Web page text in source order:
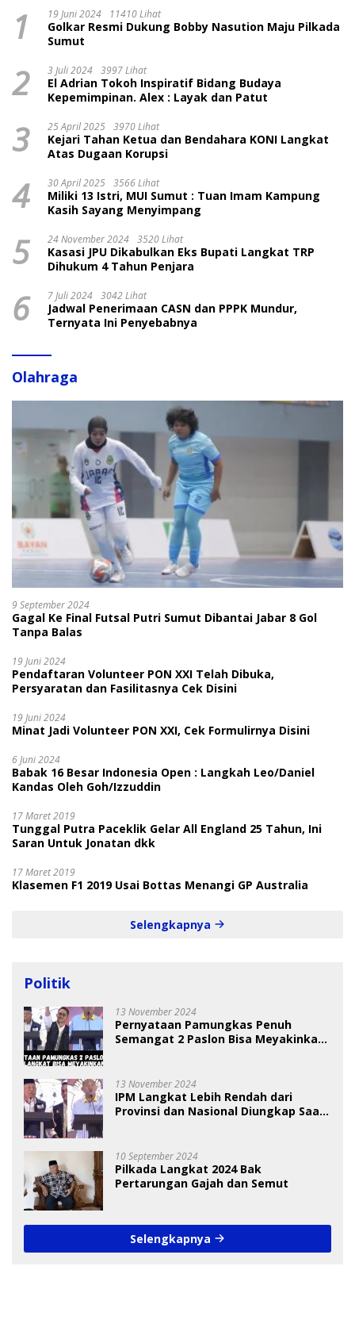
1 19 Juni 2024 11410 Lihat
Golkar Resmi Dukung Bobby Nasution Maju Pilkada
Sumut
2 3 Juli 2024 3997 Lihat
El Adrian Tokoh Inspiratif Bidang Budaya
Kepemimpinan. Alex : Layak dan Patut
3 25 April 2025 3970 Lihat
Kejari Tahan Ketua dan Bendahara KONI Langkat
Atas Dugaan Korupsi
4 30 April 2025 3566 Lihat
Miliki 13 Istri, MUI Sumut : Tuan Imam Kampung
Kasih Sayang Menyimpang
5 24 November 2024 3520 Lihat
Kasasi JPU Dikabulkan Eks Bupati Langkat TRP
Dihukum 4 Tahun Penjara
6 7 Juli 2024 3042 Lihat
Jadwal Penerimaan CASN dan PPPK Mundur,
Ternyata Ini Penyebabnya
Olahraga
9 September 2024
Gagal Ke Final Futsal Putri Sumut Dibantai Jabar 8 Gol
Tanpa Balas
19 Juni 2024
Pendaftaran Volunteer PON XXI Telah Dibuka,
Persyaratan dan Fasilitasnya Cek Disini
19 Juni 2024
Minat Jadi Volunteer PON XXI, Cek Formulirnya Disini
6 Juni 2024
Babak 16 Besar Indonesia Open : Langkah Leo/Daniel
Kandas Oleh Goh/Izzuddin
17 Maret 2019
Tunggal Putra Paceklik Gelar All England 25 Tahun, Ini
Saran Untuk Jonatan dkk
17 Maret 2019
Klasemen F1 2019 Usai Bottas Menangi GP Australia
Selengkapnya
Politik
13 November 2024
Pernyataan Pamungkas Penuh
Semangat 2 Paslon Bisa Meyakinkan
13 November 2024
IPM Langkat Lebih Rendah dari
Provinsi dan Nasional Diungkap Saat
10 September 2024
Pilkada Langkat 2024 Bak
Pertarungan Gajah dan Semut
Selengkapnya